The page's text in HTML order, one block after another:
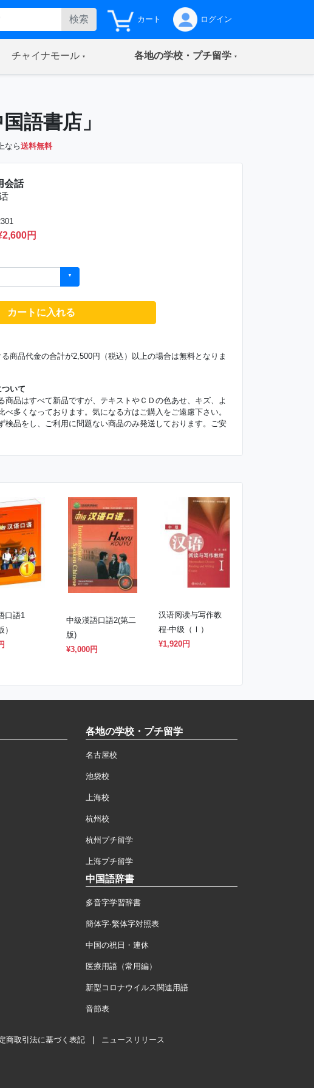
検索 カート ログイン
チャイナモール(current) 各地の学校・プチ留学(current)
語書店」
なら送料無料
会話
円
カートに入れる
商品代金の合計が2,500円（税込）以上の場合は無料となりま
いて
商品はすべて新品ですが、テキストやＣＤの色あせ、キズ、よ
べ多くなっております。気になる方はご購入をご遠慮下さい。
検品をし、ご利用に問題ない商品のみ発送しております。ご安
口語1
）
中級漢語口語2(第二
版)
¥3,000円
汉语阅读与写作教
程-中级（Ⅰ）
¥1,920円
各地の学校・プチ留学
名古屋校
池袋校
上海校
杭州校
杭州プチ留学
上海プチ留学
中国語辞書
多音字学習辞書
簡体字·繁体字対照表
中国の祝日・連休
医療用語（常用編）
新型コロナウイルス関連用語
音節表
商取引法に基づく表記 ニュースリリース